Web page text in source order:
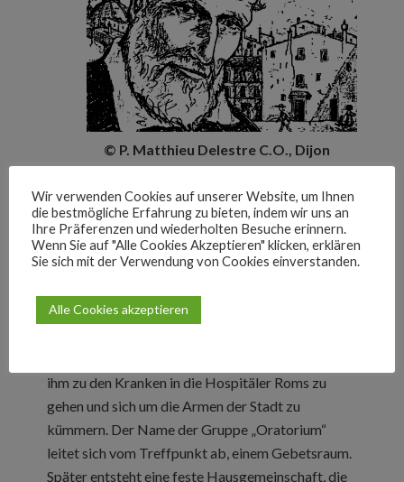
© P. Matthieu Delestre C.O., Dijon
1515 in Florenz geboren, lebt Philipp Neri die
meiste Zeit seines Lebens in Rom. Philipp Neri will
zurück zu den Wurzeln des christlichen Glaubens –
dem gelebten Glauben, der aus den Quellen der
ihm zu den Kranken in die Hospitäler Roms zu
gehen und sich um die Armen der Stadt zu
kümmern. Der Name der Gruppe „Oratorium“
leitet sich vom Treffpunkt ab, einem Gebetsraum.
Später entsteht eine feste Hausgemeinschaft, die
Wir verwenden Cookies auf unserer Website, um Ihnen
die bestmögliche Erfahrung zu bieten, indem wir uns an
Ihre Präferenzen und wiederholten Besuche erinnern.
Wenn Sie auf "Alle Cookies Akzeptieren" klicken, erklären
Sie sich mit der Verwendung von Cookies einverstanden.
Alle Cookies akzeptieren